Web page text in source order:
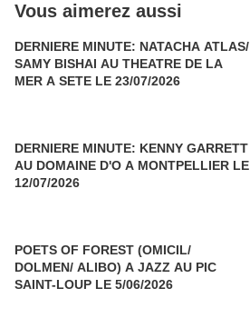
Vous aimerez aussi
DERNIERE MINUTE: NATACHA ATLAS/
SAMY BISHAI AU THEATRE DE LA
MER A SETE LE 23/07/2026
DERNIERE MINUTE: KENNY GARRETT
AU DOMAINE D'O A MONTPELLIER LE
12/07/2026
POETS OF FOREST (OMICIL/
DOLMEN/ ALIBO) A JAZZ AU PIC
SAINT-LOUP LE 5/06/2026